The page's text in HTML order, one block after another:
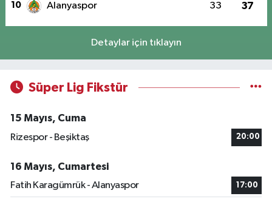
10 Alanyaspor 33 37
Detaylar için tıklayın
Süper Lig Fikstür
15 Mayıs, Cuma
Rizespor - Beşiktaş
20:00
16 Mayıs, Cumartesi
Fatih Karagümrük - Alanyaspor
17:00